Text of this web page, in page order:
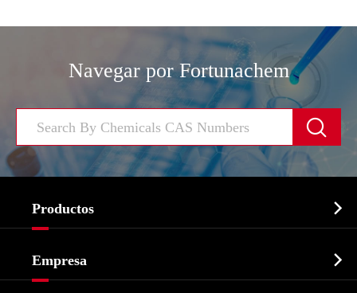
Navegar por Fortunachem

Productos 
Empresa 